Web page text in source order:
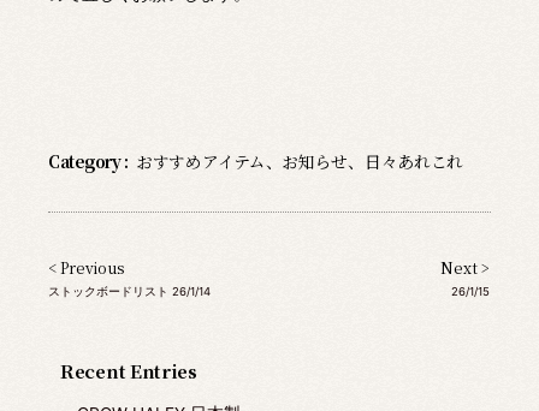
Recent Entries
Category : おすすめアイテム、 お知らせ、 日々あれこれ
< Previous
ストックボードリスト 26/1/14
Next >
26/1/15